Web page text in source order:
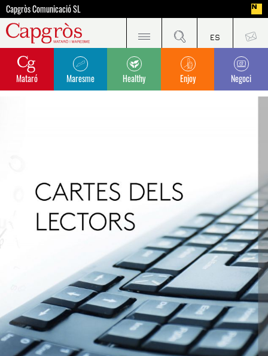
Capgròs Comunicació SL
Mataró Maresme Healthy Enjoy Negoci